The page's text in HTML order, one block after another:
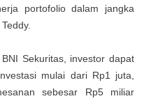
portofolio dalam jangka
Sekuritas, investor dapat
mulai dari Rp1 juta,
sebesar Rp5 miliar